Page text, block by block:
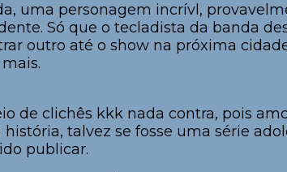
uma personagem incrívl,
Só que o tecladista da banda
outro até o show na próxima
de clichês kkk nada contra, pois
talvez se fosse uma série
publicar.